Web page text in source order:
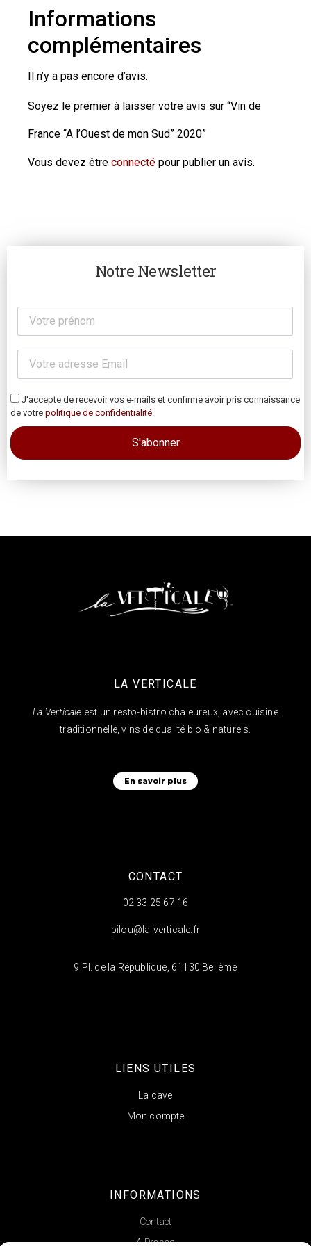
Informations
complémentaires
Il n’y a pas encore d’avis.
Soyez le premier à laisser votre avis sur “Vin de
France “A l’Ouest de mon Sud” 2020”
Vous devez être connecté pour publier un avis.
Notre Newsletter
J'accepte de recevoir vos e-mails et confirme avoir pris connaissance
de votre politique de confidentialité.
LA VERTICALE
La Verticale est un resto-bistro chaleureux, avec cuisine
traditionnelle, vins de qualité bio & naturels.
En savoir plus
CONTACT
02 33 25 67 16
pilou@la-verticale.fr
9 Pl. de la République, 61130 Bellême
LIENS UTILES
La cave
Mon compte
INFORMATIONS
Contact
A Propos